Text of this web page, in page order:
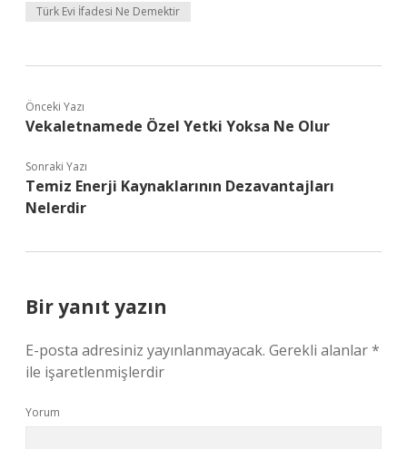
Türk Evi İfadesi Ne Demektir
Önceki Yazı
Vekaletnamede Özel Yetki Yoksa Ne Olur
Sonraki Yazı
Temiz Enerji Kaynaklarının Dezavantajları
Nelerdir
Bir yanıt yazın
E-posta adresiniz yayınlanmayacak. Gerekli alanlar*
ile işaretlenmişlerdir
Yorum